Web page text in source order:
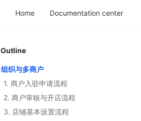
Home Documentation center
Outline
组织与多商户
1. 商户入驻申请流程
2. 商户审核与开店流程
3. 店铺基本设置流程